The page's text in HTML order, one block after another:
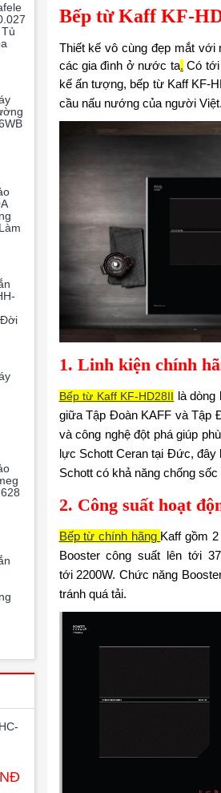
Bếp từ Kaff KF-
Thiết kế vô cùng đẹp mắt
các gia đình ở nước ta. Có tới
kế ấn tượng, bếp từ Kaff KF-
cầu nấu nướng của người
1. Linh kiện chính
Bếp từ Kaff KF-HD28II là dòng
giữa Tập Đoàn KAFF và Tập
và công nghệ đột phá giúp
lực Schott Ceran tại Đức, đây
Schott có khả năng chống
2. Công suất hoạt
Bếp từ chính hãng Kaff gồm
Booster công suất lên tới
tới 2200W. Chức năng
tránh quá tải.